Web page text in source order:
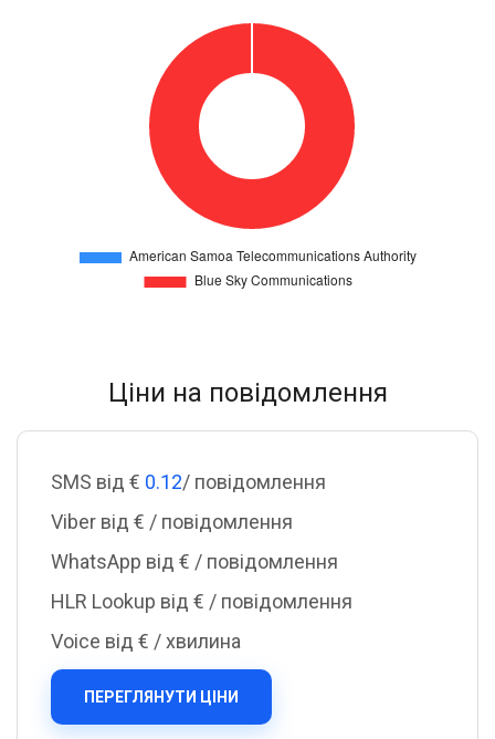
Ціни на повідомлення
SMS від € 0.12/ повідомлення
Viber від € / повідомлення
WhatsApp від € / повідомлення
HLR Lookup від € / повідомлення
Voice від € / хвилина
ПЕРЕГЛЯНУТИ ЦІНИ